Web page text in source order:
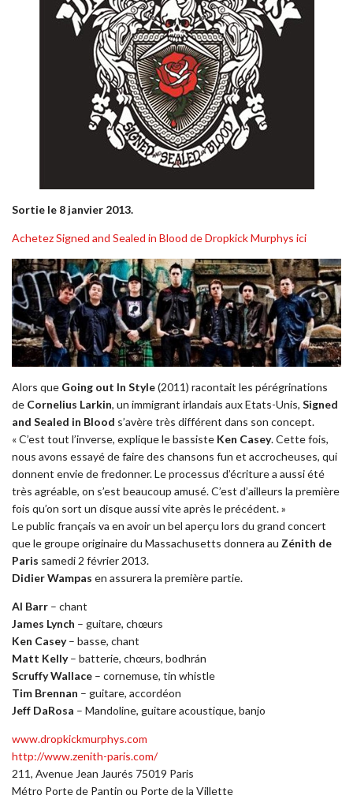
Sortie le 8 janvier 2013.
Achetez Signed and Sealed in Blood de Dropkick Murphys ici
Alors que Going out In Style(2011) racontait les pérégrinations
de Cornelius Larkin, un immigrant irlandais aux Etats-Unis, Signed
and Sealed in Blood s’avère très différent dans son concept.
« C’est tout l’inverse, explique le bassiste Ken Casey. Cette fois,
nous avons essayé de faire des chansons fun et accrocheuses, qui
donnent envie de fredonner. Le processus d’écriture a aussi été
très agréable, on s’est beaucoup amusé. C’est d’ailleurs la première
fois qu’on sort un disque aussi vite après le précédent. »
Le public français va en avoir un bel aperçu lors du grand concert
que le groupe originaire du Massachusetts donnera au Zénith de
Paris samedi 2 février 2013.
Didier Wampas en assurera la première partie.
Al Barr – chant
James Lynch – guitare, chœurs
Ken Casey– basse, chant
Matt Kelly– batterie, chœurs, bodhrán
Scruffy Wallace – cornemuse, tin whistle
Tim Brennan – guitare, accordéon
Jeff DaRosa – Mandoline, guitare acoustique, banjo
www.dropkickmurphys.com
http://www.zenith-paris.com/
211, Avenue Jean Jaurés 75019 Paris
Métro Porte de Pantin ou Porte de la Villette